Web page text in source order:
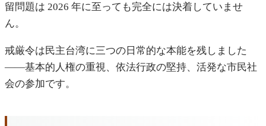
留問題は 2026 年に至っても完全には決着していませ
ん。
戒厳令は民主台湾に三つの日常的な本能を残しました
——基本的人権の重視、依法行政の堅持、活発な市民社
会の参加です。